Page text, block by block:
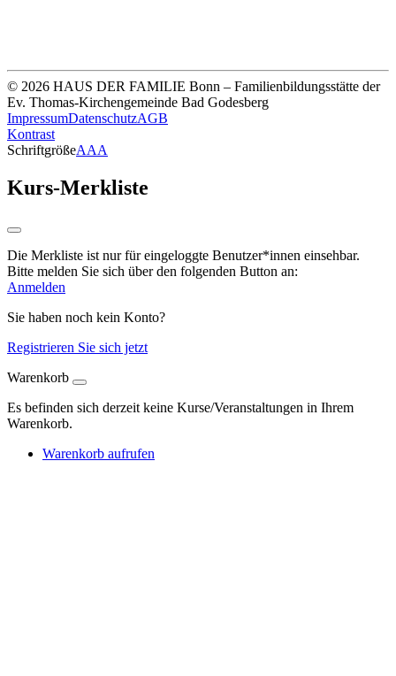
© 2026 HAUS DER FAMILIE Bonn – Familienbildungsstätte der
Ev. Thomas-Kirchengemeinde Bad Godesberg
ImpressumDatenschutzAGB
Kontrast
SchriftgrößeAAA
Kurs-Merkliste
Die Merkliste ist nur für eingeloggte Benutzer*innen einsehbar.
Bitte melden Sie sich über den folgenden Button an:
Anmelden
Sie haben noch kein Konto?
Registrieren Sie sich jetzt
Warenkorb
Es befinden sich derzeit keine Kurse/Veranstaltungen in Ihrem
Warenkorb.
Warenkorb aufrufen